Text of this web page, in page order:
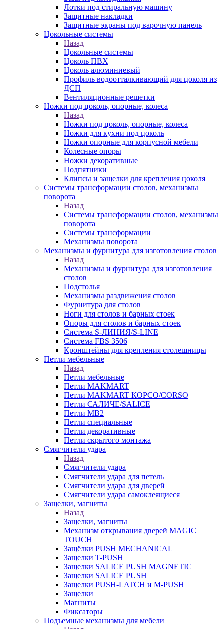
Лотки под стиральную машину
Защитные накладки
Защитные экраны под варочную панель
Цокольные системы
Назад
Цокольные системы
Цоколь ПВХ
Цоколь алюминиевый
Профиль водоотталкивающий для цоколя из
ДСП
Вентиляционные решетки
Ножки под цоколь, опорные, колеса
Назад
Ножки под цоколь, опорные, колеса
Ножки для кухни под цоколь
Ножки опорные для корпусной мебели
Колесные опоры
Ножки декоративные
Подпятники
Клипсы и защелки для крепления цоколя
Системы трансформации столов, механизмы
поворота
Назад
Системы трансформации столов, механизмы
поворота
Системы трансформации
Механизмы поворота
Механизмы и фурнитура для изготовления столов
Назад
Механизмы и фурнитура для изготовления
столов
Подстолья
Механизмы раздвижения столов
Фурнитура для столов
Ноги для столов и барных стоек
Опоры для столов и барных стоек
Система S-ЛИНИЯ/S-LINE
Система FBS 3506
Кронштейны для крепления столешницы
Петли мебельные
Назад
Петли мебельные
Петли MAKMART
Петли MAKMART КОРСО/CORSO
Петли САЛИЧЕ/SALICE
Петли MB2
Петли специальные
Петли декоративные
Петли скрытого монтажа
Смягчители удара
Назад
Смягчители удара
Смягчители удара для петель
Смягчители удара для дверей
Cмягчители удара самоклеящиеся
Защелки, магниты
Назад
Защелки, магниты
Механизм открывания дверей MAGIC
TOUCH
Защёлки PUSH MECHANICAL
Защелки T-PUSH
Защелки SALICE PUSH MAGNETIC
Защелки SALICE PUSH
Защелки PUSH-LATCH и M-PUSH
Защелки
Магниты
Фиксаторы
Подъемные механизмы для мебели